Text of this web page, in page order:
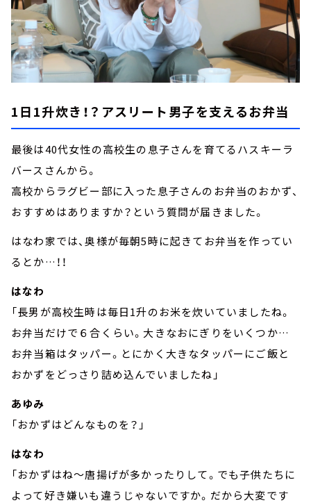
1日1升炊き！？アスリート男子を支えるお弁当
最後は40代女性の高校生の息子さんを育てるハスキーラ
バースさんから。
高校からラグビー部に入った息子さんのお弁当のおかず、
おすすめはありますか？という質問が届きました。
はなわ家では、奥様が毎朝5時に起きてお弁当を作ってい
るとか…！！
はなわ
「長男が高校生時は毎日1升のお米を炊いていましたね。
お弁当だけで６合くらい。大きなおにぎりをいくつか…
お弁当箱はタッパー。とにかく大きなタッパーにご飯と
おかずをどっさり詰め込んでいましたね」
あゆみ
「おかずはどんなものを？」
はなわ
「おかずはね～唐揚げが多かったりして。でも子供たちに
よって好き嫌いも違うじゃないですか。だから大変です